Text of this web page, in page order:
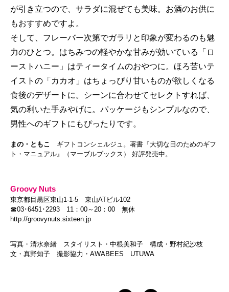
が引き立つので、サラダに混ぜても美味。お酒のお供に
もおすすめですよ。
そして、フレーバー次第でガラリと印象が変わるのも魅
力のひとつ。はちみつの軽やかな甘みが効いている「ロ
ーストハニー」はティータイムのおやつに。ほろ苦いテ
イストの「カカオ」はちょっぴり甘いものが欲しくなる
食後のデザートに。シーンに合わせてセレクトすれば、
気の利いた手みやげに。パッケージもシンプルなので、
男性へのギフトにもぴったりです。
まの・ともこ
ギフトコンシェルジュ。著書『大切な日のためのギフ
ト・マニュアル』（マーブルブックス） 好評発売中。
Groovy Nuts
東京都目黒区東山1-1-5 東山ATビル102
☎03･6451･2293 11：00～20：00 無休
http://groovynuts.sixteen.jp
写真・清水奈緒 スタイリスト・中根美和子 構成・野村紀沙枝
文・真野知子 撮影協力・AWABEES UTUWA